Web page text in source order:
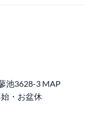
池3628-3 MAP
・お盆休